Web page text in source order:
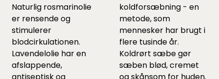
Naturlig rosmarinolie
er rensende og
stimulerer
blodcirkulationen.
Lavendelolie har en
afslappende,
koldforsæbning - en
metode, som
mennesker har brugt i
flere tusinde år.
Koldrørt sæbe gør
sæben blød, cremet